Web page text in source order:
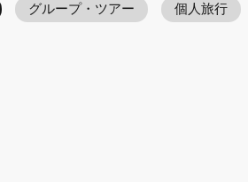
グループ・ツアー 個人旅行